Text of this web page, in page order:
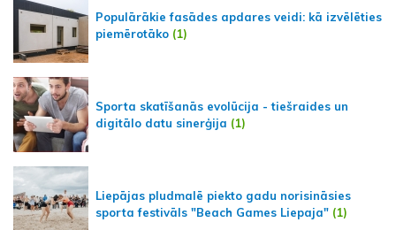
Populārākie fasādes apdares veidi: kā izvēlēties
piemērotāko (1)
Sporta skatīšanās evolūcija - tiešraides un
digitālo datu sinerģija (1)
Liepājas pludmalē piekto gadu norisināsies
sporta festivāls "Beach Games Liepaja" (1)